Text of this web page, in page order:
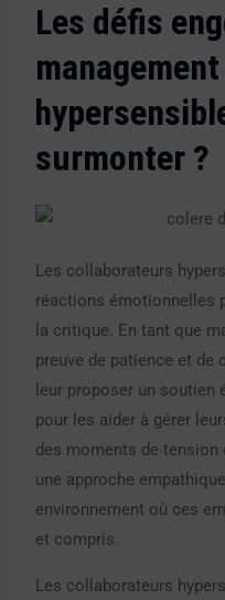
Les défis
surmonter ?
Les collaborateurs
réactions émotionnelles
la critique. En tant que
preuve de patience et de
leur proposer un
pour les aider à gérer
des moments de
une approche
environnement où ces
et compris.
Les collaborateurs